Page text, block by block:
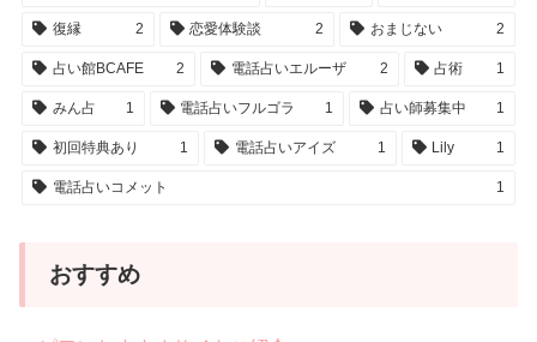
復縁 2 恋愛体験談 2 おまじない 2
占い館BCAFE 2 電話占いエルーザ 2 占術 1
みん占 1 電話占いフルゴラ 1 占い師募集中 1
初回特典あり 1 電話占いアイズ 1 Lily 1
電話占いコメット 1
おすすめ